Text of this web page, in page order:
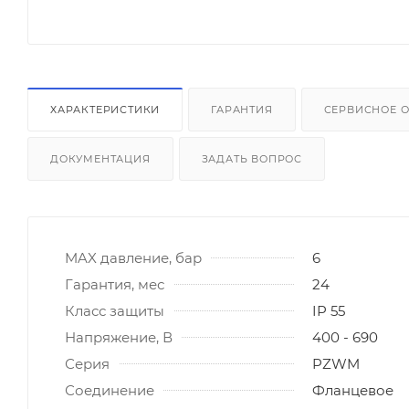
ХАРАКТЕРИСТИКИ ГАРАНТИЯ СЕРВИСНОЕ
ДОКУМЕНТАЦИЯ ЗАДАТЬ ВОПРОС
MAX давление, бар
6
Гарантия, мес
24
Класс защиты
IP 55
Напряжение, В
400 - 690
Серия
PZWM
Соединение
Фланцевое